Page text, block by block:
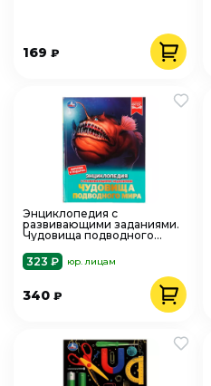
169 ₽
Энциклопедия с
развивающими заданиями.
Чудовища подводного
Умка
323 ₽ юр. лицам
340 ₽